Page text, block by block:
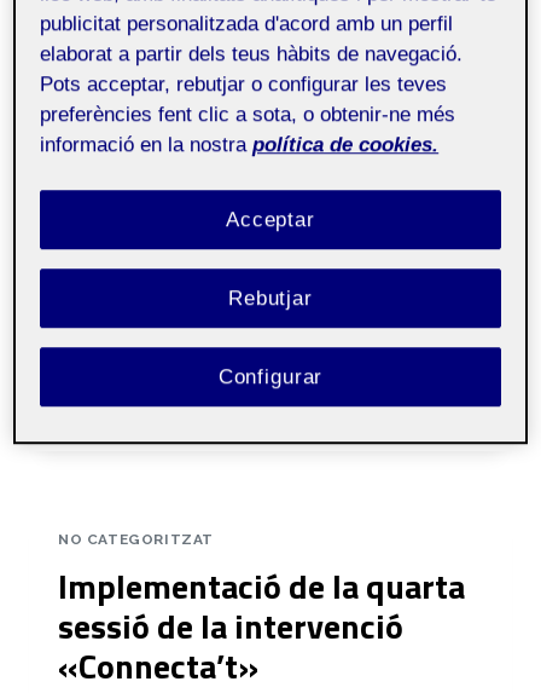
M1.862 – PRC Àmbit
millora de la
pràctica educativa
(formal) – Aula 4
Públic
Coordinació amb l’equip directiu i seguiment
del procés de pràctiques
Durant el període de pràctiques s’han realitzat
diversos espais de coordinació informal i
professorat implicat,…
LLEGIR MÉS
COORDINACIÓ
NO CATEGORITZAT
Implementació de la quarta
sessió de la intervenció
«Connecta’t»
publicitat personalitzada d'acord amb un perfil
elaborat a partir dels teus hàbits de navegació.
Pots acceptar, rebutjar o configurar les teves
preferències fent clic a sota, o obtenir-ne més
informació en la nostra política de cookies.
Rebutjar
Acceptar
Configurar